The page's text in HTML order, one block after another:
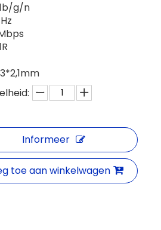
g/n
Informeer
toe aan winkelwagen